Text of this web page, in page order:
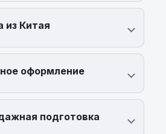
из Китая
оформление
подготовка